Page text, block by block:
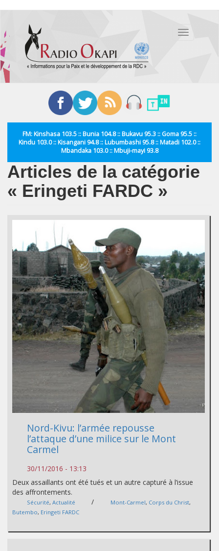
contenu
principal
Toggle
FM: Kinshasa 103.5 :: Bunia 104.8 :: Bukavu 95.3 :: Goma 95.5 ::
Kindu 103.0 :: Kisangani 94.8 :: Lubumbashi 95.8 :: Matadi 102.0 ::
Mbandaka 103.0 :: Mbuji-mayi 93.8
Articles de la catégorie
« Eringeti FARDC »
Nord-Kivu: l’armée repousse
l’attaque d’une milice sur le Mont
Carmel
30/11/2016 - 13:13
Deux assaillants ont été tués et un autre capturé à l’issue
des affrontements.
Sécurité, Actualité / Mont-Carmel, Corps du Christ,
Butembo, Eringeti FARDC